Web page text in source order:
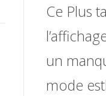
Ce Plus
un
mode